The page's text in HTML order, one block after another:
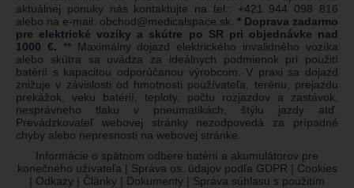
aktuálnej ponuky nás kontaktujte na tel.: +421 944 098 816
alebo na e-mail: obchod@medicalspace.sk
* Doprava zadarmo
pre elektrické vozíky a skútre po SR pri objednávke nad
1000 €. ** Maximálny dojazd elektrického invalidného vozíka
alebo skútra sa uvádza za ideálnych podmienok pri použití
batérií s kapacitou odporúčanou výrobcom. V praxi sa dojazd
znižuje v závislosti od hmotnosti používateľa, terénu, prejazdu
prekážok, veku batérií, teploty, počtu rozjazdov a zastávok,
nesprávneho tlaku v pneumatikách, štýlu jazdy atď.
Prevádzkovateľ webovej stránky nezodpovedá za prípadné
chyby alebo nepresnosti na webovej stránke.
Informácie o spätnom odbere batérií a akumulátorov pre
konečného užívateľa | Správa os. údajov podľa GDPR | Cookies
| Odkazy | Články | Dokumenty | Správa súhlasu s použitím